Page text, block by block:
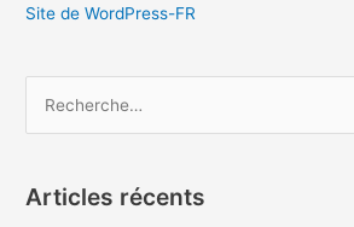
Site de WordPress-FR
h
Articles récents